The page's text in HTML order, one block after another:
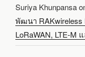
Suriya Khunpansa
พัฒนา RAKwireless
LoRaWAN, LTE-M